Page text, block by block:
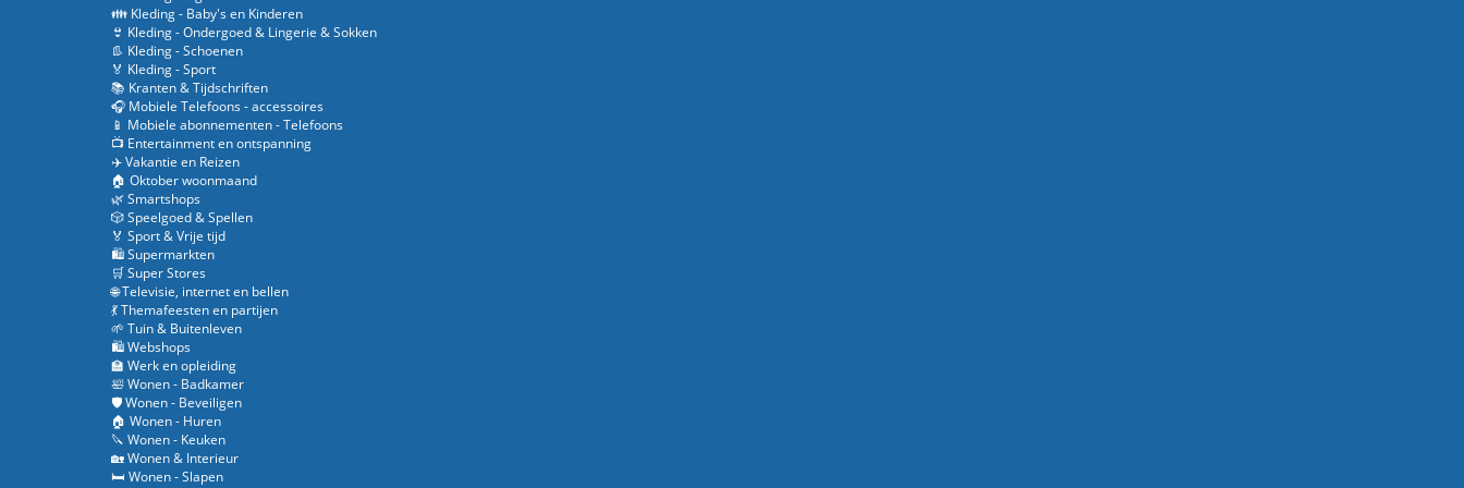
👪 Kleding - Baby's en Kinderen
👙 Kleding - Ondergoed & Lingerie & Sokken
👢 Kleding - Schoenen
🏅 Kleding - Sport
📚 Kranten & Tijdschriften
🎧 Mobiele Telefoons - accessoires
📱 Mobiele abonnementen - Telefoons
📺 Entertainment en ontspanning
✈️ Vakantie en Reizen
🏠 Oktober woonmaand
🌿 Smartshops
🎲 Speelgoed & Spellen
🏅 Sport & Vrije tijd
🛍️ Supermarkten
🛒 Super Stores
🌐 Televisie, internet en bellen
💃 Themafeesten en partijen
🌱 Tuin & Buitenleven
🛍️ Webshops
🏫 Werk en opleiding
🛀 Wonen - Badkamer
🛡️ Wonen - Beveiligen
🏠 Wonen - Huren
🔪 Wonen - Keuken
🏡 Wonen & Interieur
🛏️ Wonen - Slapen